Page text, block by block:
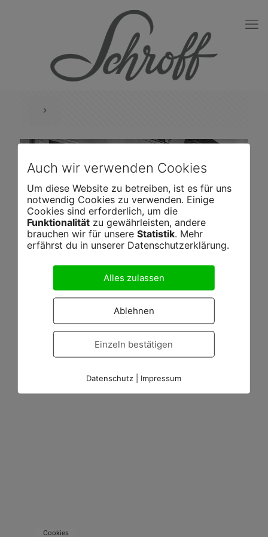
In der Walchnerstraße in Radolfzell
Cookies
Auch wir verwenden Cookies
Um diese Website zu betreiben, ist es für uns
notwendig Cookies zu verwenden. Einige
Cookies sind erforderlich, um die
Funktionalitätzu gewährleisten, andere
brauchen wir für unsere Statistik. Mehr
erfährst du in unserer Datenschutzerklärung.
Alles zulassen
Ablehnen
Einzeln bestätigen
Datenschutz Impressum